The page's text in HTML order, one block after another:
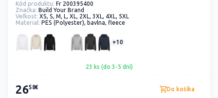
Kód produktu: Fr 200395400
Značka: Build Your Brand
Veľkosť: XS, S, M, L, XL, 2XL, 3XL, 4XL, 5XL
Material: PES (Polyester), bavlna, fleece
+10
23 ks (do 3-5 dní)
2658€ Do košíka